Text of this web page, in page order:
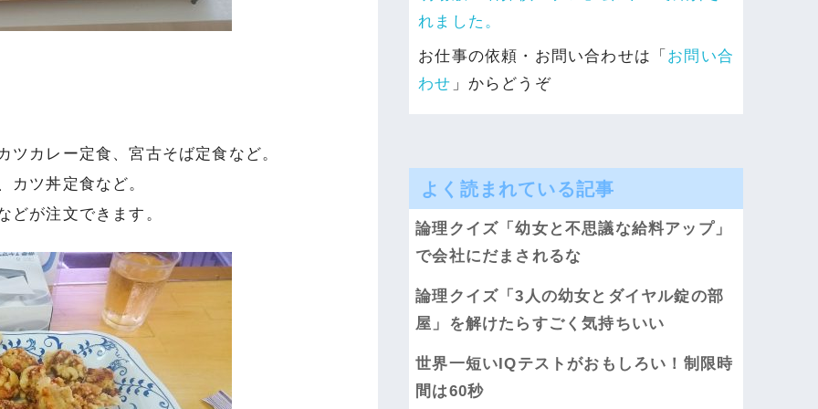
カレー定食、宮古そば定食など。
カツ丼定食など。
どが注文できます。
れました。
お仕事の依頼・お問い合わせは「 お問い合
わせ 」からどうぞ
よく読まれている記事
論理クイズ「幼女と不思議な給料アップ」
で会社にだまされるな
論理クイズ「3人の幼女とダイヤル錠の部
屋」を解けたらすごく気持ちいい
世界一短いIQテストがおもしろい！制限時
間は60秒